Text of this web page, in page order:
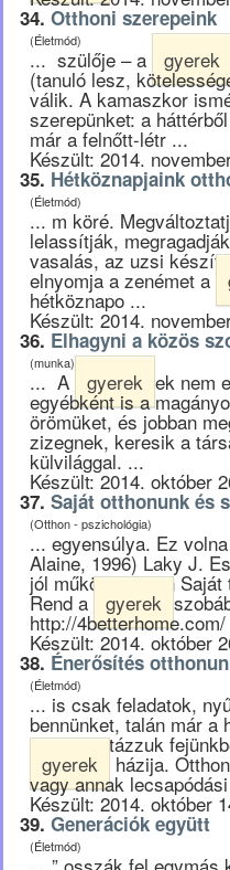
34. Otthoni szerepeink
(Életmód)
... szülője – a gyerek
(tanuló lesz,
válik. A kamaszkor
szerepünket: a
már a felnőtt-létr ...
Készült: 2014.
35. Hétköznapjaink
(Életmód)
... m köré.
lelassítják,
vasalás, az uzsi
elnyomja a zenémet a
hétköznapo ...
Készült: 2014.
36. Elhagyni a közös
(munka)
... A gyerek ek nem
egyébként is a
örömüket, és jobban
zizegnek, keresik a
külvilággal. ...
Készült: 2014. október
37. Saját otthonunk és
(Otthon - pszichológia)
... egyensúlya. Ez
Alaine, 1996) Laky J.
jól működő otthon
Rend a gyerek
http://
Készült: 2014. október
38. Énerősítés
(Életmód)
... is csak feladatok,
bennünket, talán már a
ezeket listázzuk
gyerek házija.
vagy annak
Készült: 2014. október
39. Generációk együtt
(Életmód)